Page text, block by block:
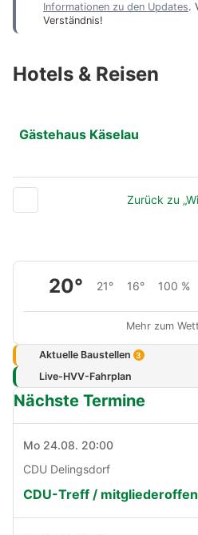
Informationen zu den Updates.
Verständnis!
Hotels & Reisen
Gästehaus Käselau
Zurück zu
20° 21° 16° 100 %
Mehr zum
Aktuelle Baustellen 3
Live-HVV-Fahrplan
Nächste Termine
Mo 24.08. 20:00
CDU Delingsdorf
CDU-Treff /